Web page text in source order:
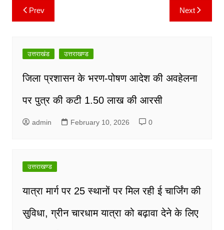
Post
navigation
Prev Next
उत्तराखंड उत्तराखण्ड
जिला प्रशासन के भरण-पोषण आदेश की अवहेलना
पर पुत्र की कटी 1.50 लाख की आरसी
admin February 10, 2026 0
उत्तराखण्ड
यात्रा मार्ग पर 25 स्थानों पर मिल रही ई चार्जिंग की
सुविधा, ग्रीन चारधाम यात्रा को बढ़ावा देने के लिए